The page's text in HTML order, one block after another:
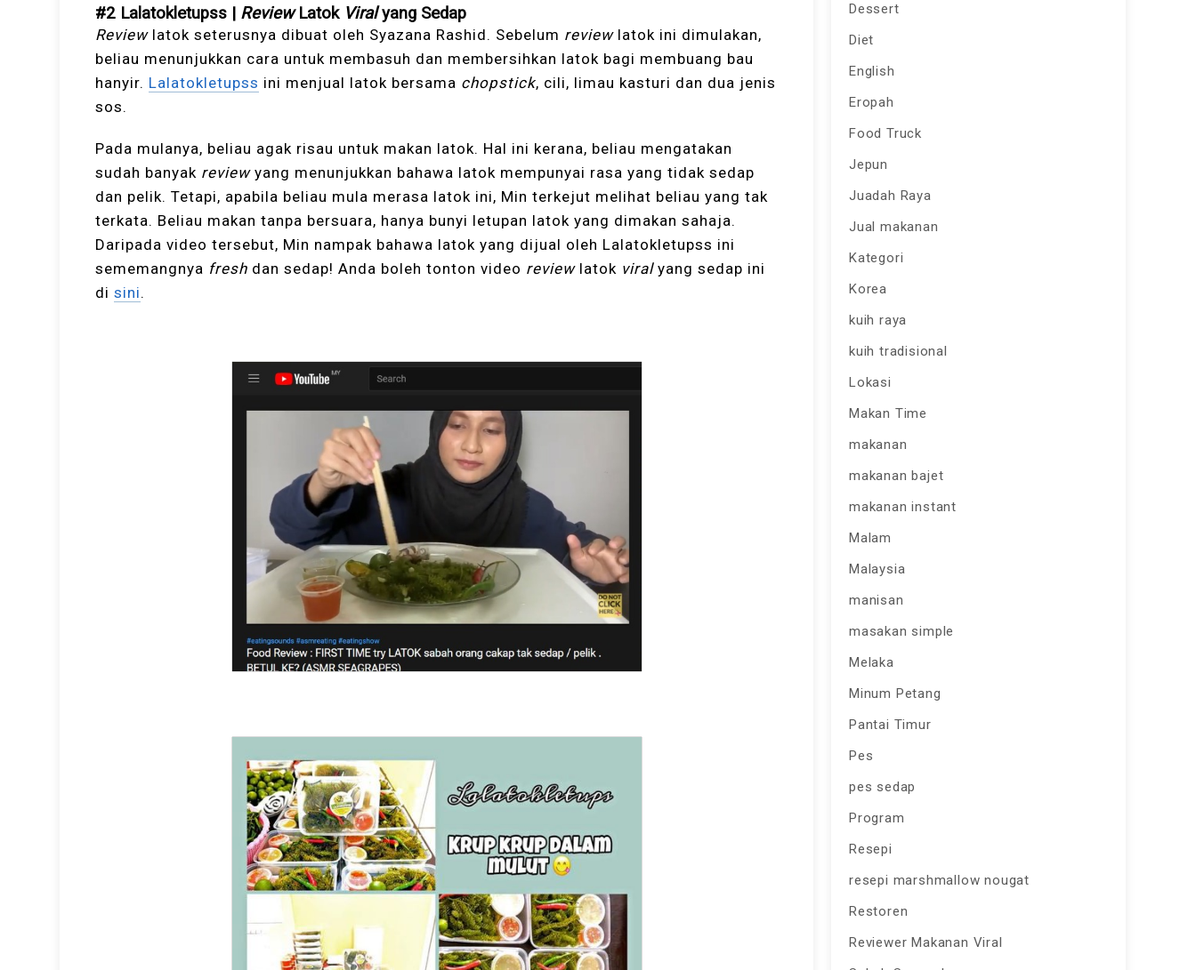
#2 Lalatokletupss | ReviewLatok Viralyang Sedap
Review latok seterusnya dibuat oleh Syazana Rashid. Sebelum review latok ini dimulakan,
beliau menunjukkan cara untuk membasuh dan membersihkan latok bagi membuang bau
hanyir. Lalatokletupss ini menjual latok bersama chopstick, cili, limau kasturi dan dua jenis
sos.
Pada mulanya, beliau agak risau untuk makan latok. Hal ini kerana, beliau mengatakan
sudah banyak reviewyang menunjukkan bahawa latok mempunyai rasa yang tidak sedap
dan pelik. Tetapi, apabila beliau mula merasa latok ini, Min terkejut melihat beliau yang tak
terkata. Beliau makan tanpa bersuara, hanya bunyi letupan latok yang dimakan sahaja.
Daripada video tersebut, Min nampak bahawa latok yang dijual oleh Lalatokletupss ini
sememangnya fresh dan sedap! Anda boleh tonton video review latok viralyang sedap ini
disini.
Dessert
Diet
English
Eropah
Food Truck
Jepun
Juadah Raya
Jual makanan
Kategori
Korea
kuih raya
kuih tradisional
Lokasi
Makan Time
makanan
makanan bajet
makanan instant
Malam
Malaysia
manisan
masakan simple
Melaka
Minum Petang
Pantai Timur
Pes
pes sedap
Program
Resepi
resepi marshmallow nougat
Restoren
Reviewer Makanan Viral